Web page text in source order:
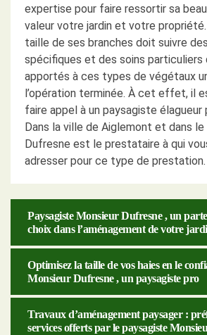
expertise pour faire ressortir sa
valeur votre jardin et votre
taille de ses branches doit suivre
spécifiques et des soins
apportés à ces types de végétaux
l’opération terminée. À cet effet, il
faire appel à un paysagiste élagueur
Dans la ville de Aiglemont et dans
Dufresne est le prestataire à qui
adresser pour ce type de prestation.
Paysagiste Monsieur Dufresne , un
choix dans l’aménagement de votre
Optimisez la taille de vos haies en le
Monsieur Dufresne , un paysagiste pro
Travaux d’aménagement paysager :
services offerts par le paysagiste